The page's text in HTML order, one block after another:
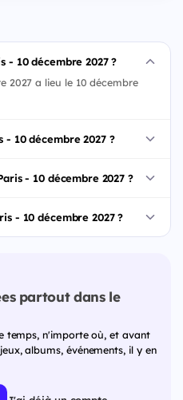
- 10 décembre 2027 ?
2027 a lieu le 10 décembre
10 décembre 2027 ?
- 10 décembre 2027 ?
- 10 décembre 2027 ?
partout dans le
temps, n'importe où, et avant
albums, événements, il y en